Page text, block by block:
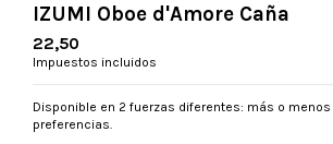
IZUMI Oboe d'Amore Caña
22,50
Impuestos incluidos
Disponible en 2 fuerzas diferentes: más o
preferencias.